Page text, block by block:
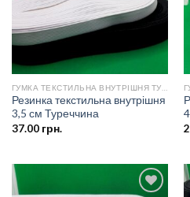
Резинка текстильна внутрішня
3,5 см Туреччина
37.00грн.